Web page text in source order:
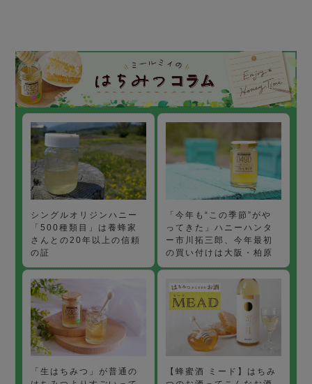
シングルオリジンハニー
「500種類目」は養蜂家
さんとの20年以上の信頼
の証
「今年も“この季節”がや
ってきた」ハニーハンタ
ー市川拓三郎、今年最初
の買い付けは大阪・柏原
「生はちみつ」が普通の
【蜂蜜酒 ミード】はちみ